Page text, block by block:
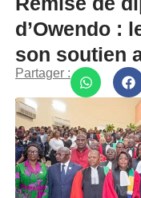
d’Owendo :
son soutien
Partager :